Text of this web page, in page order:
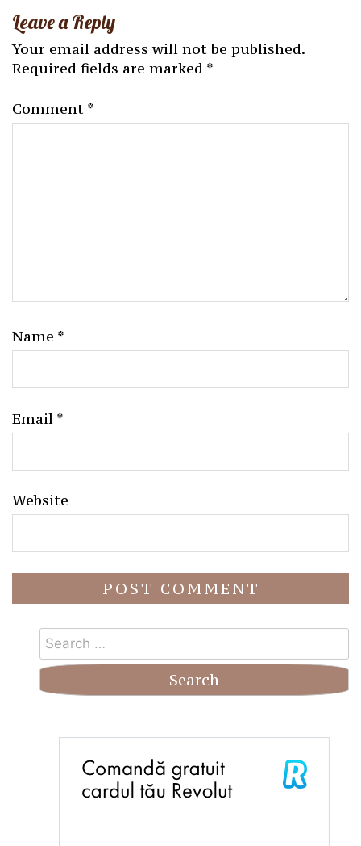
Leave a Reply
Your email address will not be published.
Required fields are marked *
Comment *
Name *
Email *
Website
Search
for: